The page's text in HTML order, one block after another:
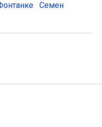
Семен